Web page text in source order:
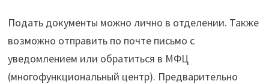
Подать документы можно лично в отделении. Также
возможно отправить по почте письмо с
уведомлением или обратиться в МФЦ
(многофункциональный центр). Предварительно